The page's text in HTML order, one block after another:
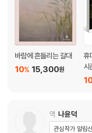
바람에 흔들리는 갈대
15,300원
10%
휴
시
역 나윤덕
관심작가 알림